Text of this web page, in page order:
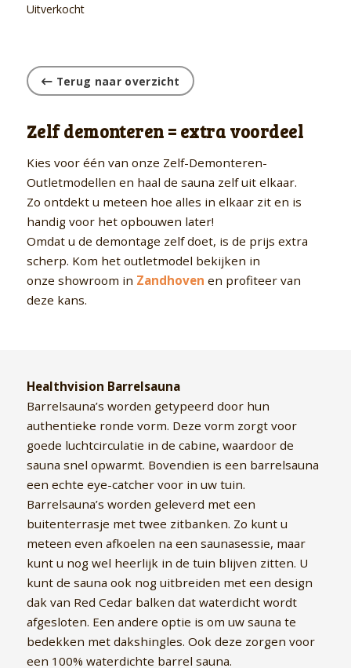
Uitverkocht
Terug naar overzicht
Zelf demonteren = extra voordeel
Kies voor één van onze Zelf-Demonteren-
Outletmodellen en haal de sauna zelf uit elkaar.
Zo ontdekt u meteen hoe alles in elkaar zit en is
handig voor het opbouwen later!
Omdat u de demontage zelf doet, is de prijs extra
scherp. Kom het outletmodel bekijken in
onze showroom in Zandhoven en profiteer van
deze kans.
Healthvision Barrelsauna
Barrelsauna’s worden getypeerd door hun
authentieke ronde vorm. Deze vorm zorgt voor
goede luchtcirculatie in de cabine, waardoor de
sauna snel opwarmt. Bovendien is een barrelsauna
een echte eye-catcher voor in uw tuin.
Barrelsauna’s worden geleverd met een
buitenterrasje met twee zitbanken. Zo kunt u
meteen even afkoelen na een saunasessie, maar
kunt u nog wel heerlijk in de tuin blijven zitten. U
kunt de sauna ook nog uitbreiden met een design
dak van Red Cedar balken dat waterdicht wordt
afgesloten. Een andere optie is om uw sauna te
bedekken met dakshingles. Ook deze zorgen voor
een 100% waterdichte barrel sauna.